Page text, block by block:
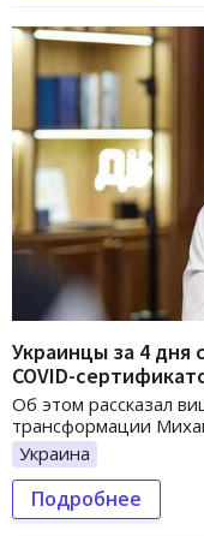
Украинцы за 4 дня
COVID-
Об этом рассказал
трансформации
Украина
Подробнее